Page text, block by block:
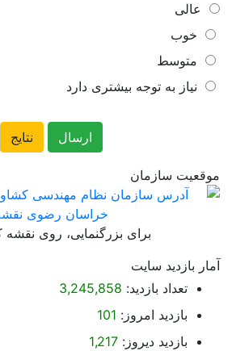
عالی
خوب
متوسط
نیاز به توجه بیشتری دارد
موقعیت سازمان
برای بزرگنمایی، روی نقشه
آمار بازدید سایت
تعداد بازدید: 3,245,858
بازدید امروز:
بازدید دیروز: